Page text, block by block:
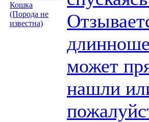
может
нашли